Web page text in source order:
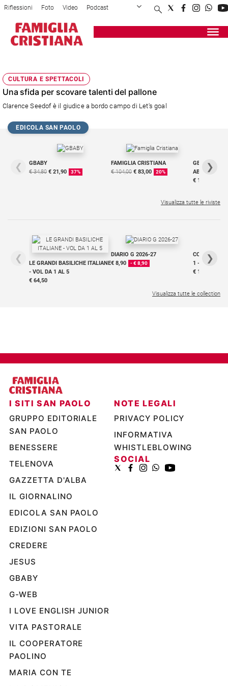
Attualità
Politica
Mondo
Economia
Interviste
spiritualità
Santo
del
giorno
Società
valori
Ambiente
Creato
Volontariato
Diritti
Aziende
valore
Caso
settimana
Migranti
Diversità
inclusione
Costume
e
Riflessioni Foto Video Podcast
Privacy Policy Chi siamo
Registrati Redazione
CULTURA E SPETTACOLI
Una sfida per scovare talenti del pallone
Clarence Seedof è il giudice a bordo campo di Let's goal
EDICOLA SAN PAOLO
❮
GBABY
€ 34,80 € 21,90 37%
FAMIGLIA CRISTIANA
€ 104,00 € 83,00 20%
GBABY
€ 16,99
❯
Visualizza tutte le riviste
❮
LE GRANDI BASILICHE ITALIANE
- VOL DA 1 AL 5
€ 64,50
DIARIO G 2026-27
€ 8,90
- € 8,90
COLLANA
1 - 2
€ 18,50
❯
Visualizza tutte le collection
I SITI SAN PAOLO
GRUPPO EDITORIALE
SAN PAOLO
BENESSERE
TELENOVA
GAZZETTA D'ALBA
IL GIORNALINO
EDICOLA SAN PAOLO
EDIZIONI SAN PAOLO
CREDERE
JESUS
GBABY
G-WEB
I LOVE ENGLISH JUNIOR
VITA PASTORALE
IL COOPERATORE
PAOLINO
MARIA CON TE
NOTE LEGALI
PRIVACY POLICY
INFORMATIVA
WHISTLEBLOWING
SOCIAL